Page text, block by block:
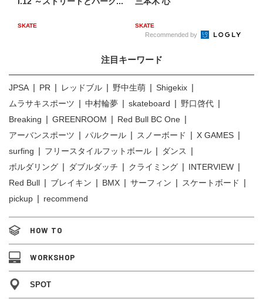
SKATE SKATE
Recommended by
注目キーワード
JPSA PR レッドブル 野中生萌
Shigekix
ムラサキスポーツ
中村輪夢 skateboard
野口啓代
Breaking
GREENROOM
Red Bull BC One
アーバンスポーツ
パルクール スノーボード
X GAMES
surfing
フリースタイルフットボール
ダンス
ボルダリング
ダブルダッチ クライミング
INTERVIEW
Red Bull
ブレイキン BMX サーフィン
スケートボード
pickup
recommend
HOW TO
WORKSHOP
SPOT